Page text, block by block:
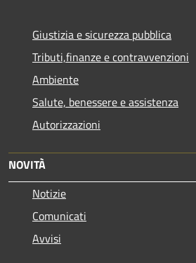
Giustizia e sicurezza pubblica
Tributi,finanze e contravvenzioni
Ambiente
Salute, benessere e assistenza
Autorizzazioni
NOVITÀ
Notizie
Comunicati
Avvisi